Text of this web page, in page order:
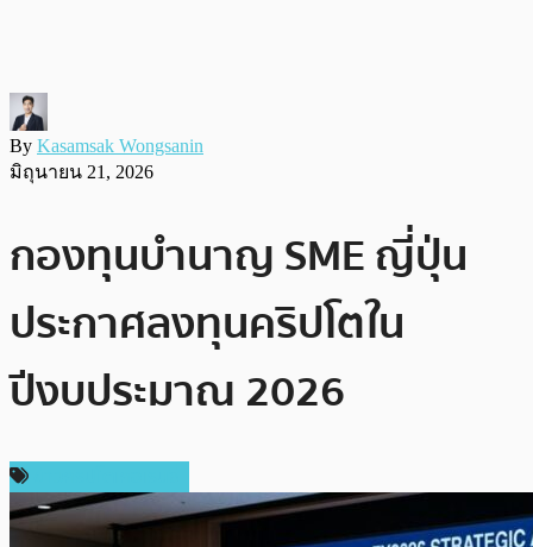
By Kasamsak Wongsanin
มิถุนายน 21, 2026
กองทุนบำนาญ SME ญี่ปุ่น
ประกาศลงทุนคริปโตใน
ปีงบประมาณ 2026